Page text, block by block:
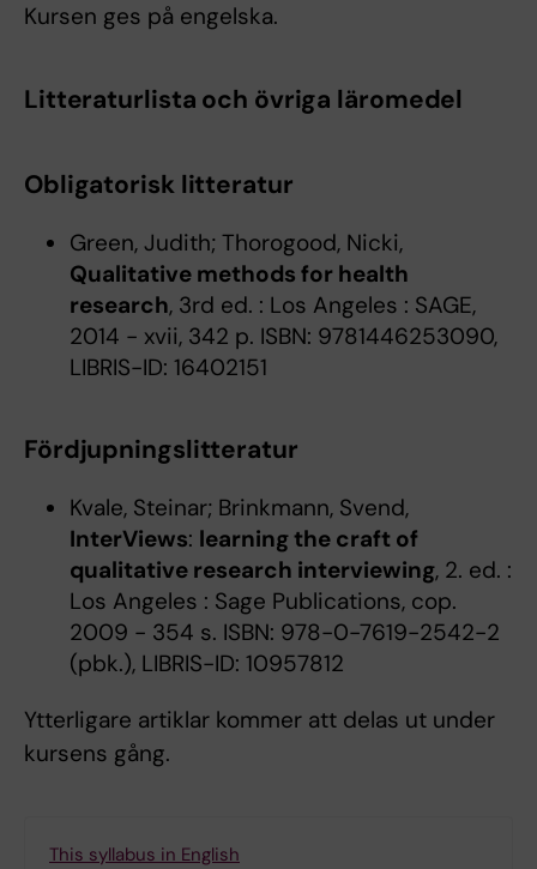
Kursen ges på engelska.
Litteraturlista och övriga läromedel
Obligatorisk litteratur
Green, Judith; Thorogood, Nicki,
Qualitative methods for health
research, 3rd ed. : Los Angeles : SAGE,
2014 - xvii, 342 p. ISBN: 9781446253090,
LIBRIS-ID: 16402151
Fördjupningslitteratur
Kvale, Steinar; Brinkmann, Svend,
InterViews: learning the craft of
qualitative research interviewing, 2. ed. :
Los Angeles : Sage Publications, cop.
2009 - 354 s. ISBN: 978-0-7619-2542-2
(pbk.), LIBRIS-ID: 10957812
Ytterligare artiklar kommer att delas ut under
kursens gång.
This syllabus in English